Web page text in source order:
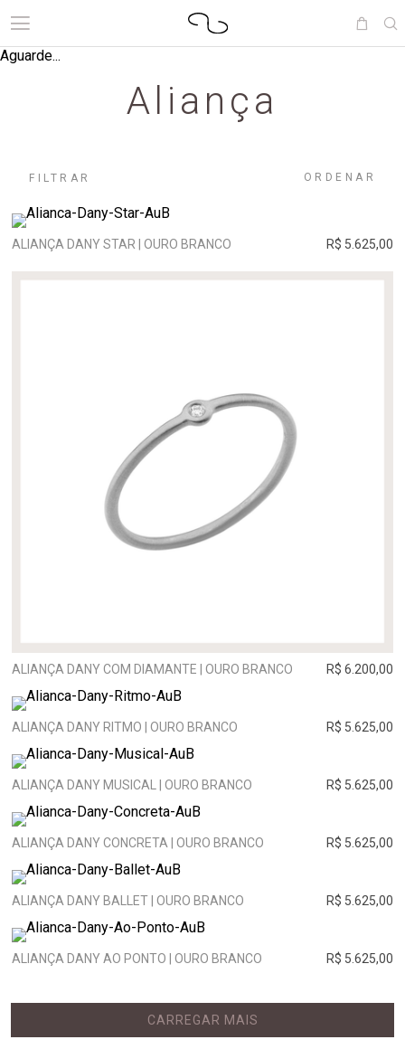
Aguarde...
Aliança
FILTRAR ORDENAR
ALIANÇA DANY STAR | OURO BRANCO R$ 5.625,00
ALIANÇA DANY COM DIAMANTE | OURO BRANCO R$ 6.200,00
ALIANÇA DANY RITMO | OURO BRANCO R$ 5.625,00
ALIANÇA DANY MUSICAL | OURO BRANCO R$ 5.625,00
ALIANÇA DANY CONCRETA | OURO BRANCO R$ 5.625,00
ALIANÇA DANY BALLET | OURO BRANCO R$ 5.625,00
ALIANÇA DANY AO PONTO | OURO BRANCO R$ 5.625,00
CARREGAR MAIS